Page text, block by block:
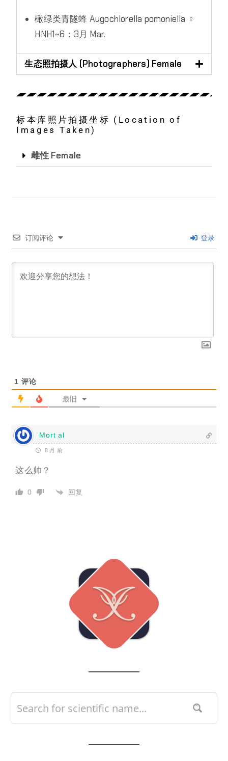
橄绿类青隧蜂 Augochlorella pomoniella ♀
HNH1~6：3月 Mar.
生态照拍摄人 (Photographers) Female
标本库照片拍摄坐标 (Location of
Images Taken)
雌性 Female
订阅评论 登录
1 评论
最旧
Mort al
8 月 前
这么帅？
0 回复